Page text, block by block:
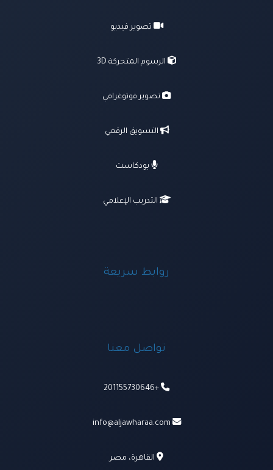
تصوير فيديو
الرسوم المتحركة 3D
تصوير فوتوغرافي
التسويق الرقمي
بودكاست
التدريب الإعلامي
روابط سريعة
تواصل معنا
+201155730646
info@aljawharaa.com
القاهرة، مصر